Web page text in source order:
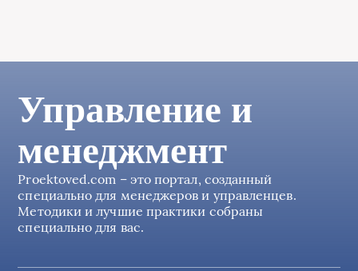
Управление и
менеджмент
Proektoved.com – это портал, созданный
специально для менеджеров и управленцев.
Методики и лучшие практики собраны
специально для вас.